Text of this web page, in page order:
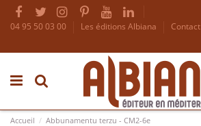
04 95 50 03 00 Les éditions Albiana
Contact
Accueil Abbunamentu terzu - CM2-6e